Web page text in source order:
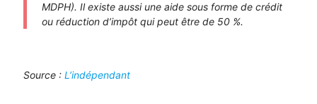
MDPH). Il existe aussi une aide sous forme de crédit
ou réduction d’impôt qui peut être de 50 %.
Source : L’indépendant